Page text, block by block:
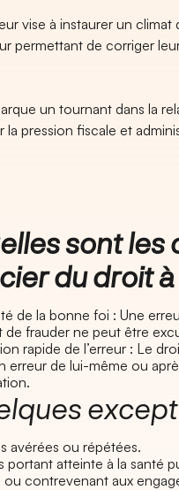
vise à instaurer un
permettant de corriger
un tournant dans la
la pression fiscale et
sont les
du droit à
de la bonne foi : Une
de frauder ne peut être
rapide de l’erreur : Le
erreur de lui-même ou
avérées ou répétées.
portant atteinte à la santé
ou contrevenant aux